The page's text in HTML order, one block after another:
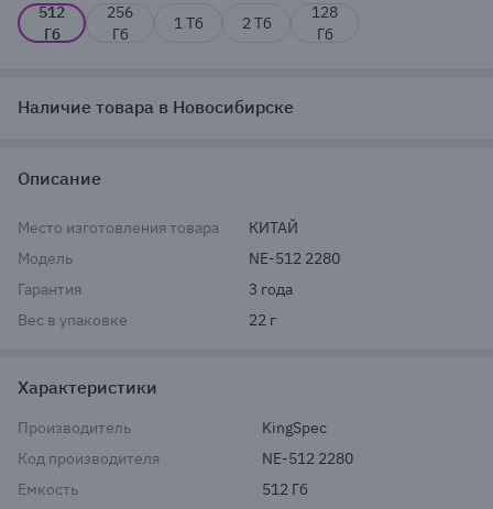
512
Гб
256
Гб
1 Тб 2 Тб
128
Гб
Наличие товара в Новосибирске
Описание
Место изготовления товара
КИТАЙ
Модель
NE-512 2280
Гарантия
3 года
Вес в упаковке
22 г
Характеристики
Производитель
KingSpec
Код производителя
NE-512 2280
Емкость
512 Гб